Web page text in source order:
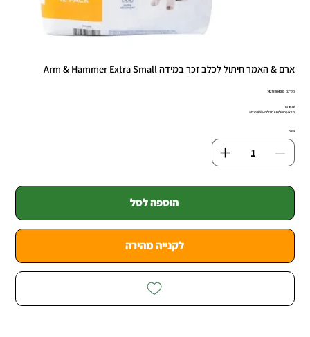
ארם & האמר חיתול לכלב זכר במידה Arm & Hammer Extra Small
מק"ט:
מק"ט
742797884080
מחיר‏49.00 ‏₪
מבצע חיתולים 6 חבילות 8.5% הנחה
כמות
הוספה לסל
לקנייה מהירה